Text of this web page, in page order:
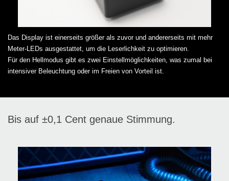
Das Display ist einerseits größer als zuvor und andererseits mit mehr
Meter-LEDs ausgestattet, um die Leserlichkeit zu optimieren.
Für den Hellmodus gibt es zwei Einstellmöglichkeiten, was zumal bei
intensiver Beleuchtung oder im Freien von Vorteil ist.
Bis auf ±0,1 Cent genaue Stimmung.